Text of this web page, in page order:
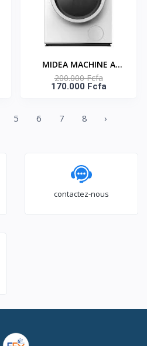
MIDEA MACHINE A
LAVER 7KG
AUTOMATIQUE FRONT
- MF100W70/W
200.000 Fcfa
170.000 Fcfa
5 6 7 8 ›
contactez-nous